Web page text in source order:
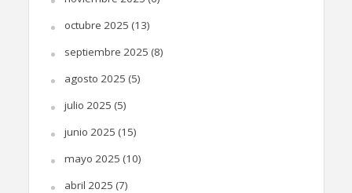
octubre 2025 (13)
septiembre 2025 (8)
agosto 2025 (5)
julio 2025 (5)
junio 2025 (15)
mayo 2025 (10)
abril 2025 (7)